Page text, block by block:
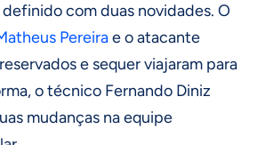
com duas novidades. O
Pereirae o atacante
e sequer viajaram para
o técnico Fernando Diniz
mudanças na equipe